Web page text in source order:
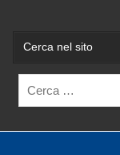
Cerca nel sito